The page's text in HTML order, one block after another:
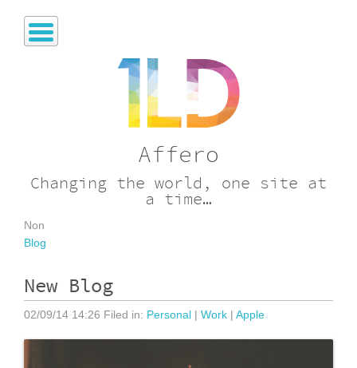
Affero
Changing the world, one site at
a time…
Non
Blog
New Blog
02/09/14 14:26 Filed in: Personal | Work | Apple